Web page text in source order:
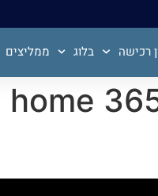
רכישה בלוג ממליצים